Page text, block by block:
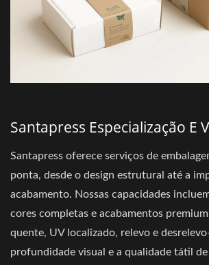
Santapress Especialização E
Santapress oferece serviços de
ponta, desde o design estrutural até a
acabamento. Nossas capacidades
cores completas e acabamentos
quente, UV localizado, relevo e
profundidade visual e a qualidade tátil de